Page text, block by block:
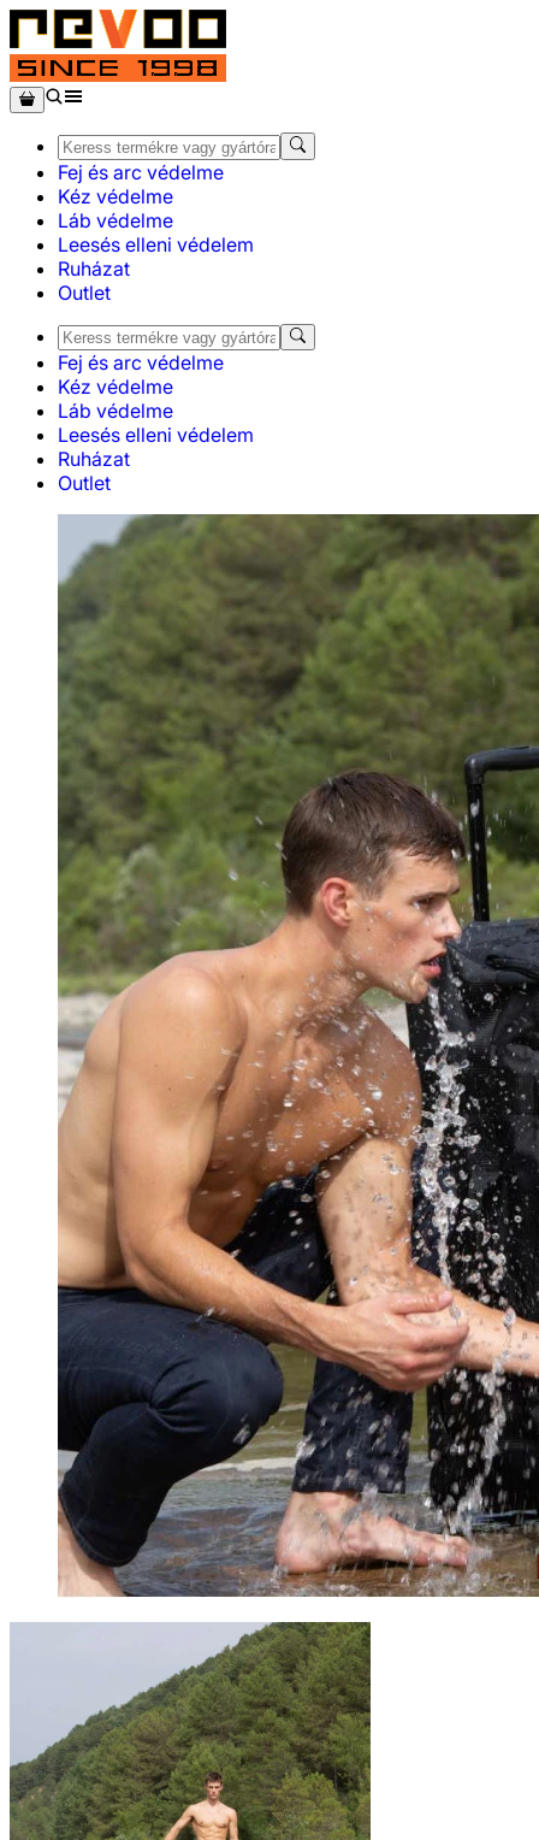
Fej és arc védelme
Kéz védelme
Láb védelme
Leesés elleni védelem
Ruházat
Outlet
Fej és arc védelme
Kéz védelme
Láb védelme
Leesés elleni védelem
Ruházat
Outlet